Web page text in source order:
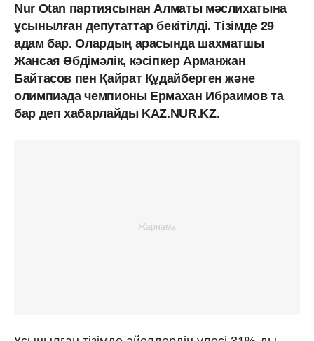
Nur Otan партиясынан Алматы мәслихатына
ұсынылған депутаттар бекітілді. Тізімде 29
адам бар. Олардың арасында шахматшы
Жансая Әбдімәлік, кәсіпкер Арманжан
Байтасов пен Қайрат Құдайберген және
олимпиада чемпионы Ермахан Ибраимов та
бар деп хабарлайды KAZ.NUR.KZ.